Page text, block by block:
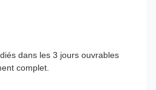
dans les 3 jours ouvrables
complet.